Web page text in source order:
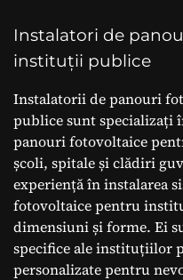
Instalatori de
instituții publice
Instalatorii de panouri
publice sunt specializați
panouri fotovoltaice
școli, spitale și clădiri
experiență în instalarea
fotovoltaice pentru
dimensiuni și forme. Ei
specifice ale instituțiilor
personalizate pentru